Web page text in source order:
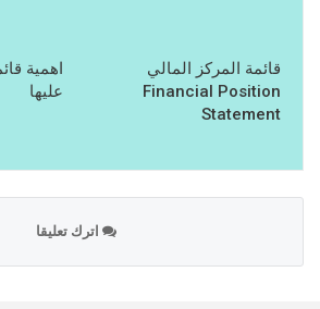
قائمة المركز المالي
Financial Position
Statement
اهمية
عليها
اترك تعليقا